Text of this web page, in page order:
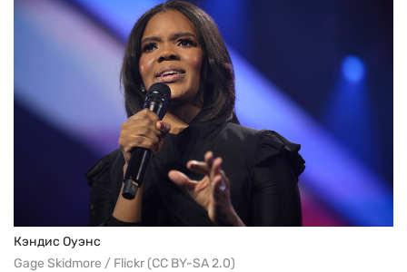
Кэндис Оуэнс
Gage Skidmore / Flickr (CC BY-SA 2.0)